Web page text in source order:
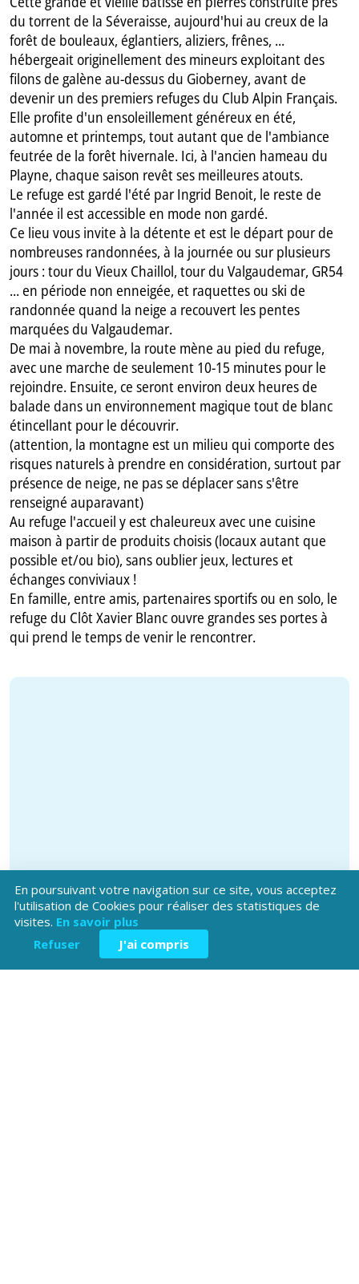
du torrent de la Séveraisse, aujourd'hui au creux de la
forêt de bouleaux, églantiers, aliziers, frênes, ...
hébergeait originellement des mineurs exploitant des
filons de galène au-dessus du Gioberney, avant de
devenir un des premiers refuges du Club Alpin Français.
Elle profite d'un ensoleillement généreux en été,
automne et printemps, tout autant que de l'ambiance
feutrée de la forêt hivernale. Ici, à l'ancien hameau du
Playne, chaque saison revêt ses meilleures atouts.
Le refuge est gardé l'été par Ingrid Benoit, le reste de
l'année il est accessible en mode non gardé.
Ce lieu vous invite à la détente et est le départ pour de
nombreuses randonnées, à la journée ou sur plusieurs
jours : tour du Vieux Chaillol, tour du Valgaudemar, GR54
... en période non enneigée, et raquettes ou ski de
randonnée quand la neige a recouvert les pentes
marquées du Valgaudemar.
De mai à novembre, la route mène au pied du refuge,
avec une marche de seulement 10-15 minutes pour le
rejoindre. Ensuite, ce seront environ deux heures de
balade dans un environnement magique tout de blanc
étincellant pour le découvrir.
(attention, la montagne est un milieu qui comporte des
risques naturels à prendre en considération, surtout par
présence de neige, ne pas se déplacer sans s'être
renseigné auparavant)
Au refuge l'accueil y est chaleureux avec une cuisine
maison à partir de produits choisis (locaux autant que
possible et/ou bio), sans oublier jeux, lectures et
échanges conviviaux !
En famille, entre amis, partenaires sportifs ou en solo, le
refuge du Clôt Xavier Blanc ouvre grandes ses portes à
qui prend le temps de venir le rencontrer.
En poursuivant votre navigation sur ce site, vous acceptez
l'utilisation de Cookies pour réaliser des statistiques de
visites. En savoir plus
Refuser
J'ai compris